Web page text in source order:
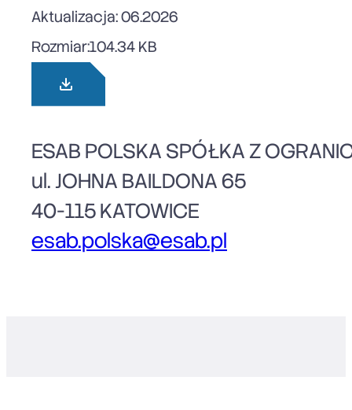
Aktualizacja: 06.2026
Rozmiar:104.34 KB
ESAB POLSKA SPÓŁKA Z
ul. JOHNA BAILDONA 65
40-115 KATOWICE
esab.polska@esab.pl